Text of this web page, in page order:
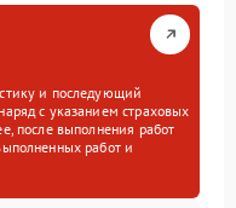
и последующий
с указанием страховых
после выполнения работ
работ и